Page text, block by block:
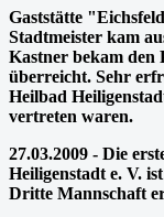
Gaststätte
Stadtmeister kam
Kastner bekam den
überreicht. Sehr
Heilbad
vertreten waren.
27.03.2009 - Die
Heiligenstadt e. V.
Dritte Mannschaft